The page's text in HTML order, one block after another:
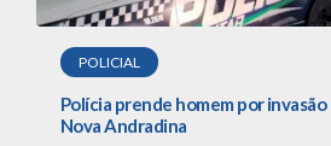
POLICIAL
Polícia prende homem por
Nova Andradina